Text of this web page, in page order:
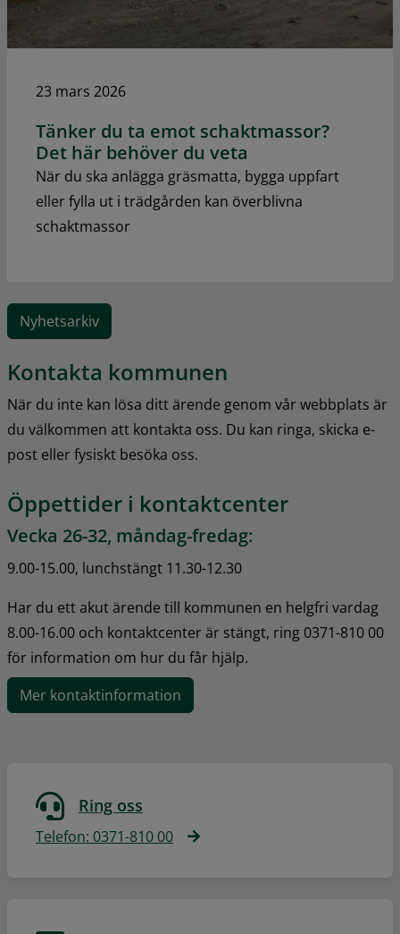
23 mars 2026
Tänker du ta emot schaktmassor?
Det här behöver du veta
När du ska anlägga gräsmatta, bygga uppfart
eller fylla ut i trädgården kan överblivna
schaktmassor
Nyhetsarkiv
Kontakta kommunen
När du inte kan lösa ditt ärende genom vår webbplats är
du välkommen att kontakta oss. Du kan ringa, skicka e-
post eller fysiskt besöka oss.
Öppettider i kontaktcenter
Vecka 26-32, måndag-fredag:
9.00-15.00, lunchstängt 11.30-12.30
Har du ett akut ärende till kommunen en helgfri vardag
8.00-16.00 och kontaktcenter är stängt, ring 0371-810 00
för information om hur du får hjälp.
Mer kontaktinformation
Ring oss
Telefon: 0371-810 00